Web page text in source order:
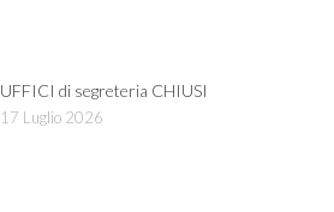
UFFICI di segreteria CHIUSI
17 Luglio 2026